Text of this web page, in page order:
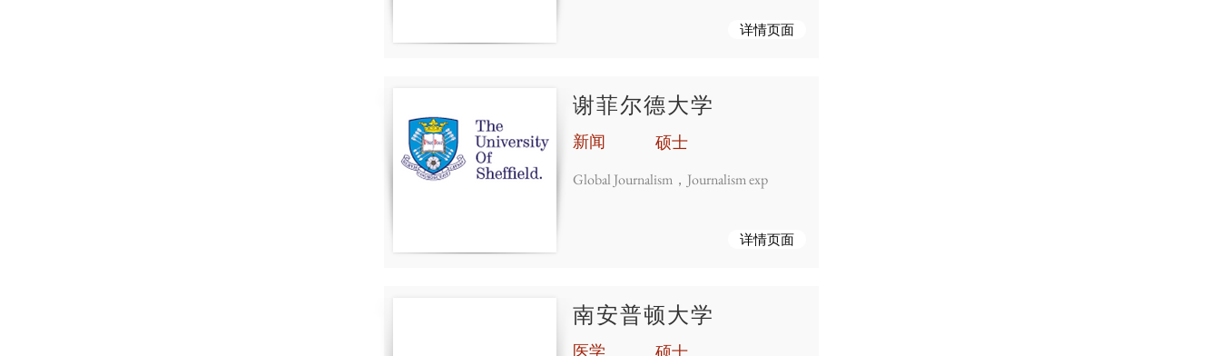
详情页面
谢菲尔德大学
新闻 硕士
Global Journalism，Journalism exp
详情页面
南安普顿大学
医学